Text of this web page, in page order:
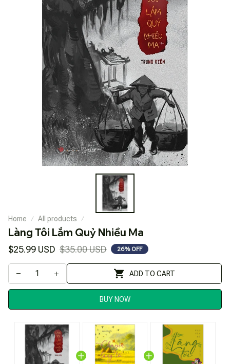
Home All products
Làng Tôi Lắm Quỷ Nhiều Ma
$25.99 USD $35.00 USD 26% OFF
ADD TO CART
BUY NOW